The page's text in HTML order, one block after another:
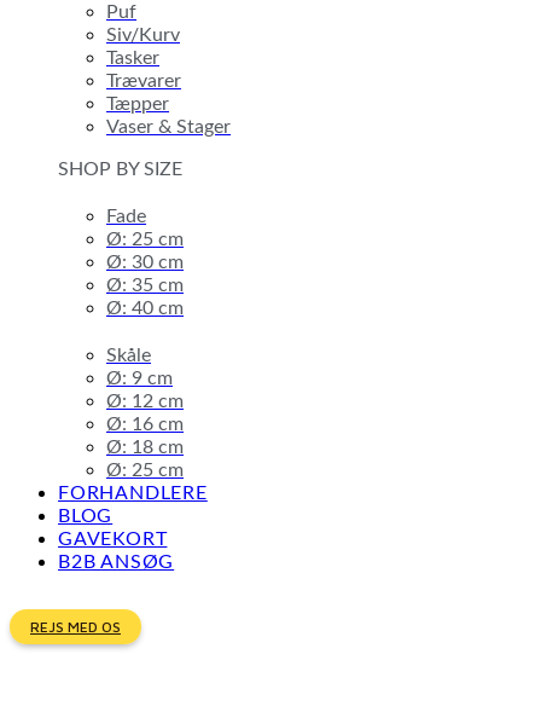
Puf
Siv/Kurv
Tasker
Trævarer
Tæpper
Vaser & Stager
SHOP BY SIZE
Fade
Ø: 25 cm
Ø: 30 cm
Ø: 35 cm
Ø: 40 cm
Skåle
Ø: 9 cm
Ø: 12 cm
Ø: 16 cm
Ø: 18 cm
Ø: 25 cm
FORHANDLERE
BLOG
GAVEKORT
B2B ANSØG
REJS MED OS